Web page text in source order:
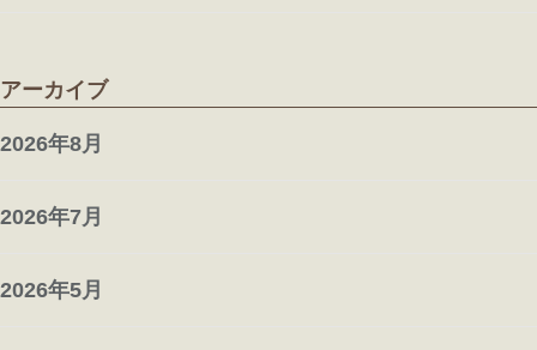
アーカイブ
2026年8月
2026年7月
2026年5月